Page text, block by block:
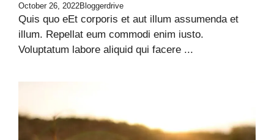
October 26, 2022Bloggerdrive
Quis quo eEt corporis et aut illum assumenda et
illum. Repellat eum commodi enim iusto.
Voluptatum labore aliquid qui facere ...